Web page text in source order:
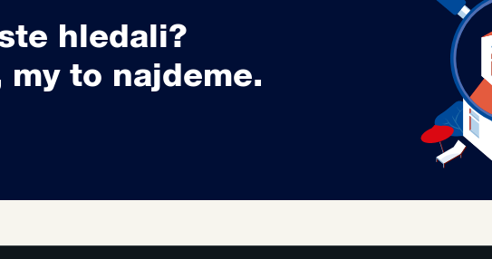
hledali?
my to najdeme.